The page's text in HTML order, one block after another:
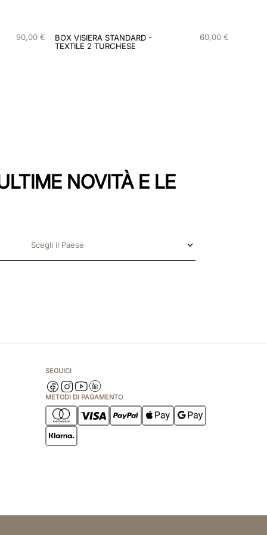
90,00 €
BOX VISIERA STANDARD -
TEXTILE 2 TURCHESE
60,00 €
NOVITÀ E LE
Scegli il Paese
SEGUICI
METODI DI PAGAMENTO